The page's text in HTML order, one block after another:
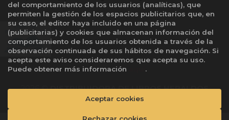
2026 ©DISTRIBUIDORA DE LIBROS HERALDOS
. Todos los Derechos Reservados |
del comportamiento de los usuarios (analíticas), que
permiten la gestión de los espacios publicitarios que, en
su caso, el editor haya incluido en una página
(publicitarias) y cookies que almacenan información del
comportamiento de los usuarios obtenida a través de la
observación continuada de sus hábitos de navegación. Si
acepta este aviso consideraremos que acepta su uso.
Puede obtener más información
.
Aceptar cookies